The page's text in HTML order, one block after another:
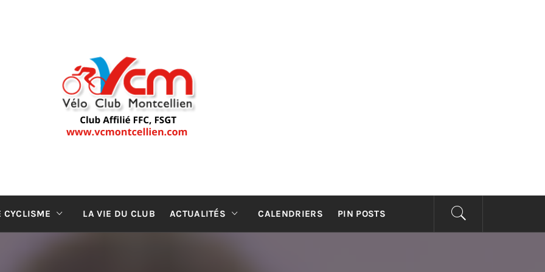
MONTCELLIEN
de cyclisme de Montceau-les-Mines (depuis 1956)
CYCLISME LA VIE DU CLUB ACTUALITÉS CALENDRIERS PIN POSTS